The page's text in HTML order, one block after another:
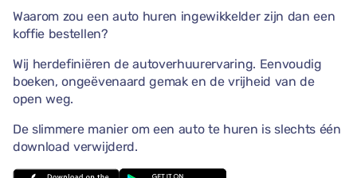
Waarom zou een auto huren ingewikkelder zijn dan een
koffie bestellen?
Wij herdefiniëren de autoverhuurervaring. Eenvoudig
boeken, ongeëvenaard gemak en de vrijheid van de
open weg.
De slimmere manier om een auto te huren is slechts één
download verwijderd.